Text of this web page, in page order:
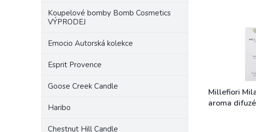
Koupelové bomby Bomb Cosmetics
VÝPRODEJ
Emocio Autorská kolekce
Esprit Provence
Goose Creek Candle
Haribo
Chestnut Hill Candle
k
t
Millefiori
aroma